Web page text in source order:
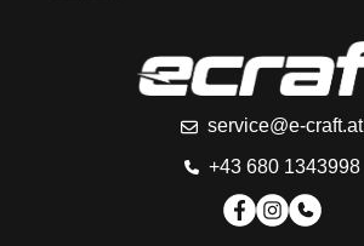
service@e-craft.at
+43 680 1343998